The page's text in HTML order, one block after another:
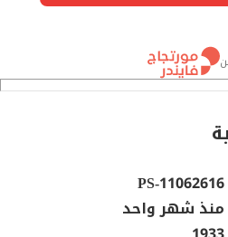
PS-11062616
منذ شهر واحد